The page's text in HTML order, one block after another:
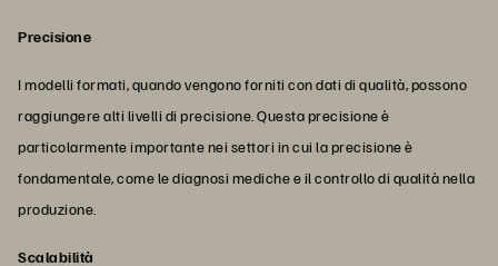
Precisione
I modelli formati, quando vengono forniti con dati di qualità, possono
raggiungere alti livelli di precisione. Questa precisione è
particolarmente importante nei settori in cui la precisione è
fondamentale, come le diagnosi mediche e il controllo di qualità nella
produzione.
Scalabilità